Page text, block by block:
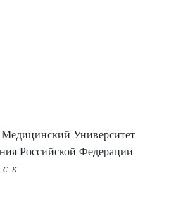
Университет
Российской Федерации